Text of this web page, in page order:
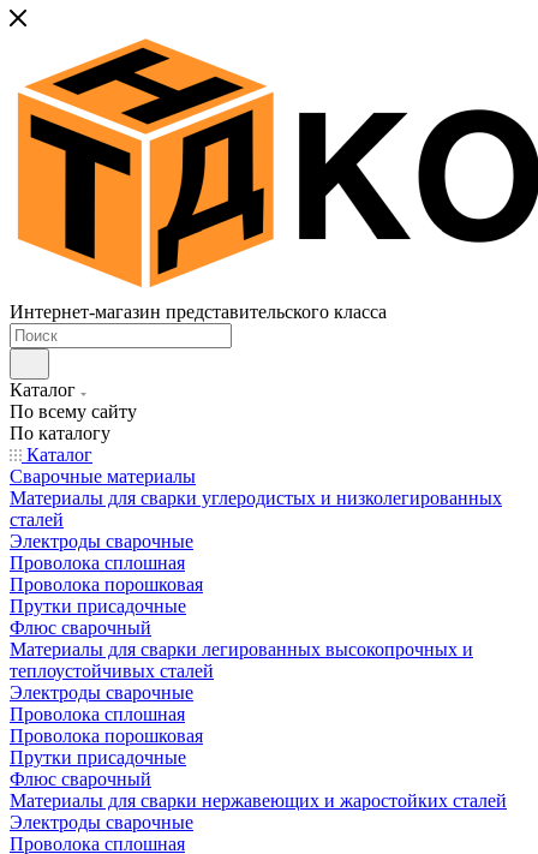
Интернет-магазин представительского класса
Каталог
По всему сайту
По каталогу
Каталог
Сварочные материалы
Материалы для сварки углеродистых и низколегированных
сталей
Электроды сварочные
Проволока сплошная
Проволока порошковая
Прутки присадочные
Флюс сварочный
Материалы для сварки легированных высокопрочных и
теплоустойчивых сталей
Электроды сварочные
Проволока сплошная
Проволока порошковая
Прутки присадочные
Флюс сварочный
Материалы для сварки нержавеющих и жаростойких сталей
Электроды сварочные
Проволока сплошная